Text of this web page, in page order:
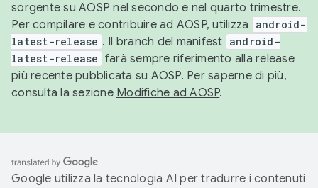
sorgente su AOSP nel secondo e nel quarto trimestre.
Per compilare e contribuire ad AOSP, utilizza
android-
latest-release . Il branch del manifest android-
latest-release farà sempre riferimento alla release
più recente pubblicata su AOSP. Per saperne di più,
consulta la sezione Modifiche ad AOSP.
Google utilizza la tecnologia AI per tradurre i contenuti